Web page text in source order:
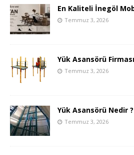
En Kaliteli İnegöl
Temmuz 3, 2026
Yük Asansörü Firması
Temmuz 3, 2026
Yük Asansörü Nedir ?
Temmuz 3, 2026